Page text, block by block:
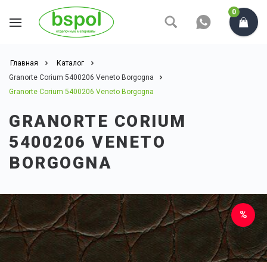
0
Главная
Каталог
Granorte Corium 5400206 Veneto Borgogna
Granorte Corium 5400206 Veneto Borgogna
GRANORTE CORIUM
5400206 VENETO
BORGOGNA